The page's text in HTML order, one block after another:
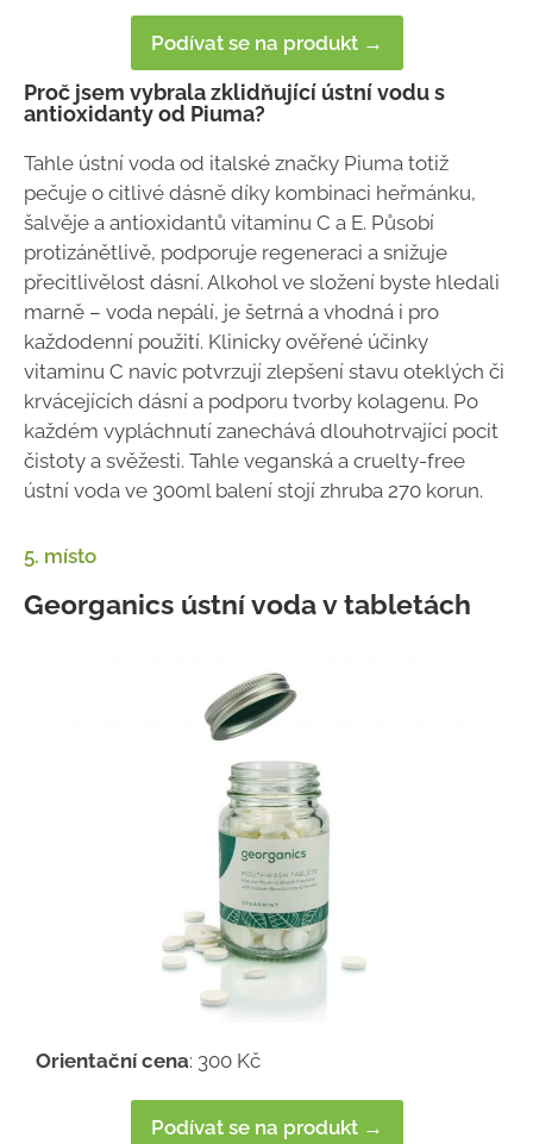
Podívat se na produkt →
Proč jsem vybrala zklidňující ústní vodu s
antioxidanty od Piuma?
Tahle ústní voda od italské značky Piuma totiž
pečuje o citlivé dásně díky kombinaci heřmánku,
šalvěje a antioxidantů vitaminu C a E. Působí
protizánětlivě, podporuje regeneraci a snižuje
přecitlivělost dásní. Alkohol ve složení byste hledali
marně – voda nepálí, je šetrná a vhodná i pro
každodenní použití. Klinicky ověřené účinky
vitaminu C navíc potvrzují zlepšení stavu oteklých či
krvácejících dásní a podporu tvorby kolagenu. Po
každém vypláchnutí zanechává dlouhotrvající pocit
čistoty a svěžesti. Tahle veganská a cruelty-free
ústní voda ve 300ml balení stojí zhruba 270 korun.
5. místo
Georganics ústní voda v tabletách
Orientační cena: 300 Kč
Podívat se na produkt →